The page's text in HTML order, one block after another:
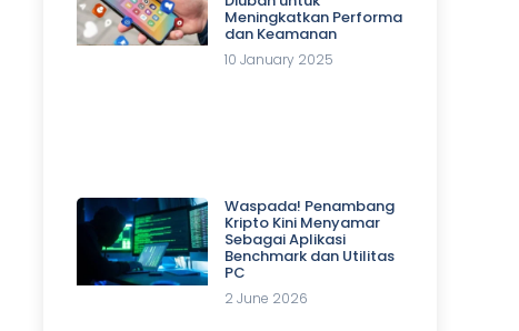
Meningkatkan Performa
dan Keamanan
10 January 2025
Waspada! Penambang
Kripto Kini Menyamar
Sebagai Aplikasi
Benchmark dan Utilitas
PC
2 June 2026